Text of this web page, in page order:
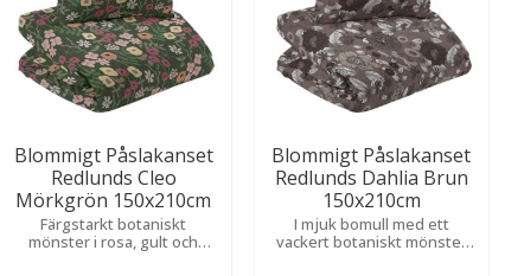
Blommigt Påslakanset
Redlunds Cleo
Mörkgrön 150x210cm
Färgstarkt botaniskt
mönster i rosa, gult och
Blommigt Påslakanset
Redlunds Dahlia Brun
150x210cm
I mjuk bomull med ett
vackert botaniskt mönster